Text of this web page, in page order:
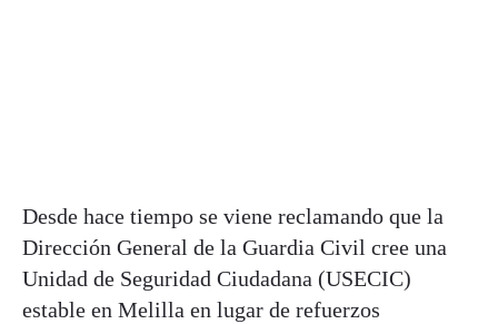
Desde hace tiempo se viene reclamando que la
Dirección General de la Guardia Civil cree una
Unidad de Seguridad Ciudadana (USECIC)
estable en Melilla en lugar de refuerzos